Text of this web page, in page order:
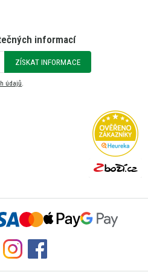
informací
ZÍSKAT INFORMACE
údajů